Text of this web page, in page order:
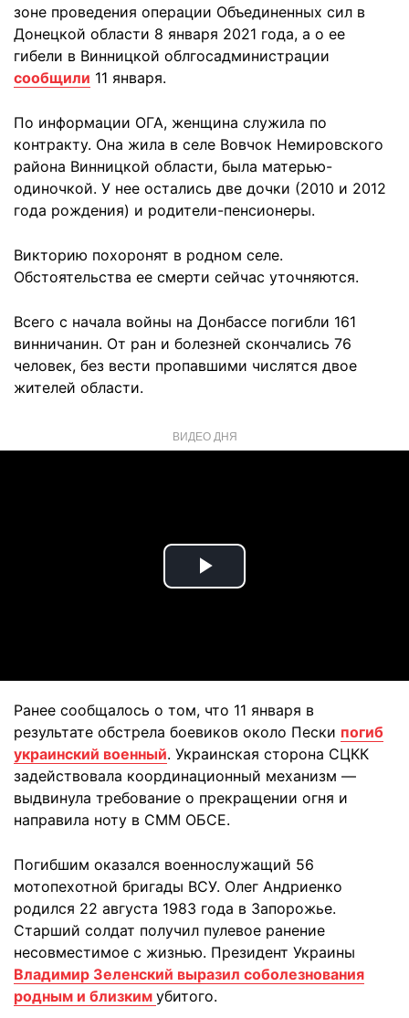
зоне проведения операции Объединенных сил в
Донецкой области 8 января 2021 года, а о ее
гибели в Винницкой облгосадминистрации
сообщили 11 января.
По информации ОГА, женщина служила по
контракту. Она жила в селе Вовчок Немировского
района Винницкой области, была матерью-
одиночкой. У нее остались две дочки (2010 и 2012
года рождения) и родители-пенсионеры.
Викторию похоронят в родном селе.
Обстоятельства ее смерти сейчас уточняются.
Всего с начала войны на Донбассе погибли 161
винничанин. От ран и болезней скончались 76
человек, без вести пропавшими числятся двое
жителей области.
ВИДЕО ДНЯ
Play
Ранее сообщалось о том, что 11 января в
результате обстрела боевиков около Пески погиб
украинский военный. Украинская сторона СЦКК
задействовала координационный механизм —
выдвинула требование о прекращении огня и
направила ноту в СММ ОБСЕ.
Погибшим оказался военнослужащий 56
мотопехотной бригады ВСУ. Олег Андриенко
родился 22 августа 1983 года в Запорожье.
Старший солдат получил пулевое ранение
несовместимое с жизнью. Президент Украины
Владимир Зеленский выразил соболезнования
родным и близким убитого.